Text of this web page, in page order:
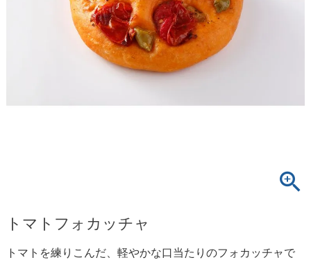
トマトフォカッチャ
トマトを練りこんだ、軽やかな口当たりのフォカッチャで